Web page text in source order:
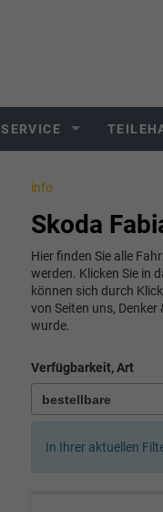
SERVICE
info
Skoda
Hier finden Sie alle
werden. Klicken Sie in
können sich durch
von Seiten uns,
wurde.
Verfügbarkeit, Art
In Ihrer aktuellen